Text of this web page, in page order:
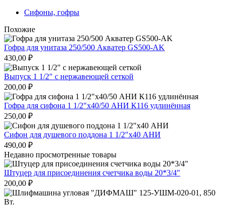
Сифоны, гофры
Похожие
Гофра для унитаза 250/500 Акватер GS500-AK
430,00 ₽
Выпуск 1 1/2″ с нержавеющей сеткой
200,00 ₽
Гофра для сифона 1 1/2″х40/50 АНИ К116 удлинённая
250,00 ₽
Сифон для душевого поддона 1 1/2″х40 АНИ
490,00 ₽
Недавно просмотренные товары
Штуцер для присоединения счетчика воды 20*3/4″
200,00 ₽